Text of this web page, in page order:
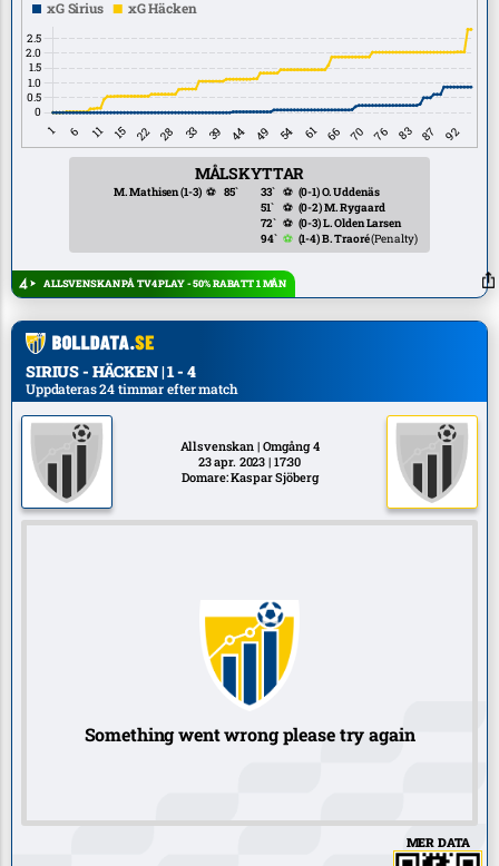
MÅLSKYTTAR
M. Mathisen(1-3) ⚽ 85` 33` ⚽ (0-1)O. Uddenäs
51`
⚽ (0-2)M. Rygaard
72` ⚽ (0-3)L. Olden Larsen
94` ⚽ (1-4)B. Traoré(Penalty)
ALLSVENSKAN PÅ TV4 PLAY - 50% RABATT 1 MÅN
SIRIUS - HÄCKEN | 1 - 4
Uppdateras 24 timmar efter match
Allsvenskan | Omgång 4
23 apr. 2023 | 17:30
Domare: Kaspar Sjöberg
Something went wrong please try again
MER DATA